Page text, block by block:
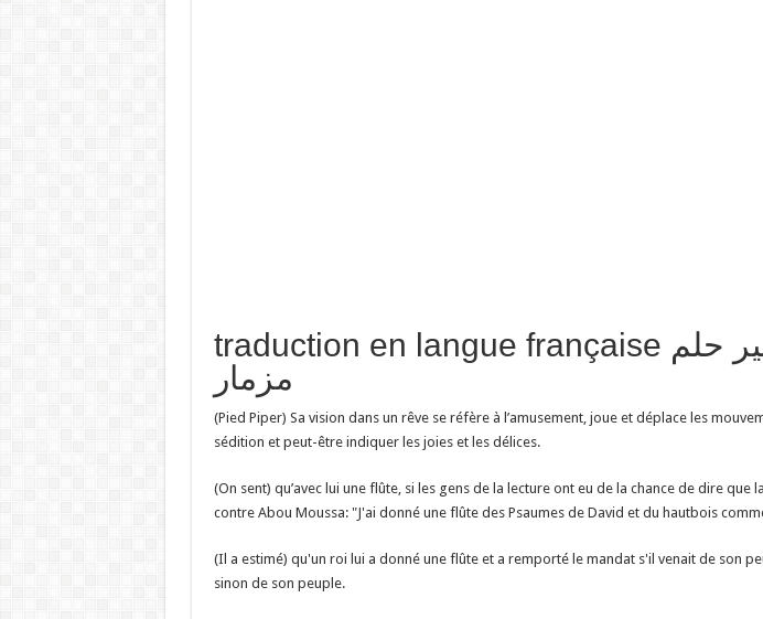
traduction en langue française تفسير حلم
مزمار
(Pied Piper) Sa vision dans un rêve se réfère à l’amusement, joue et déplace les
sédition et peut-être indiquer les joies et les délices.
(On sent) qu’avec lui une flûte, si les gens de la lecture ont eu de la chance de dire que
contre Abou Moussa: "J'ai donné une flûte des Psaumes de David et du hautbois
(Il a estimé) qu'un roi lui a donné une flûte et a remporté le mandat s'il venait de son
sinon de son peuple.